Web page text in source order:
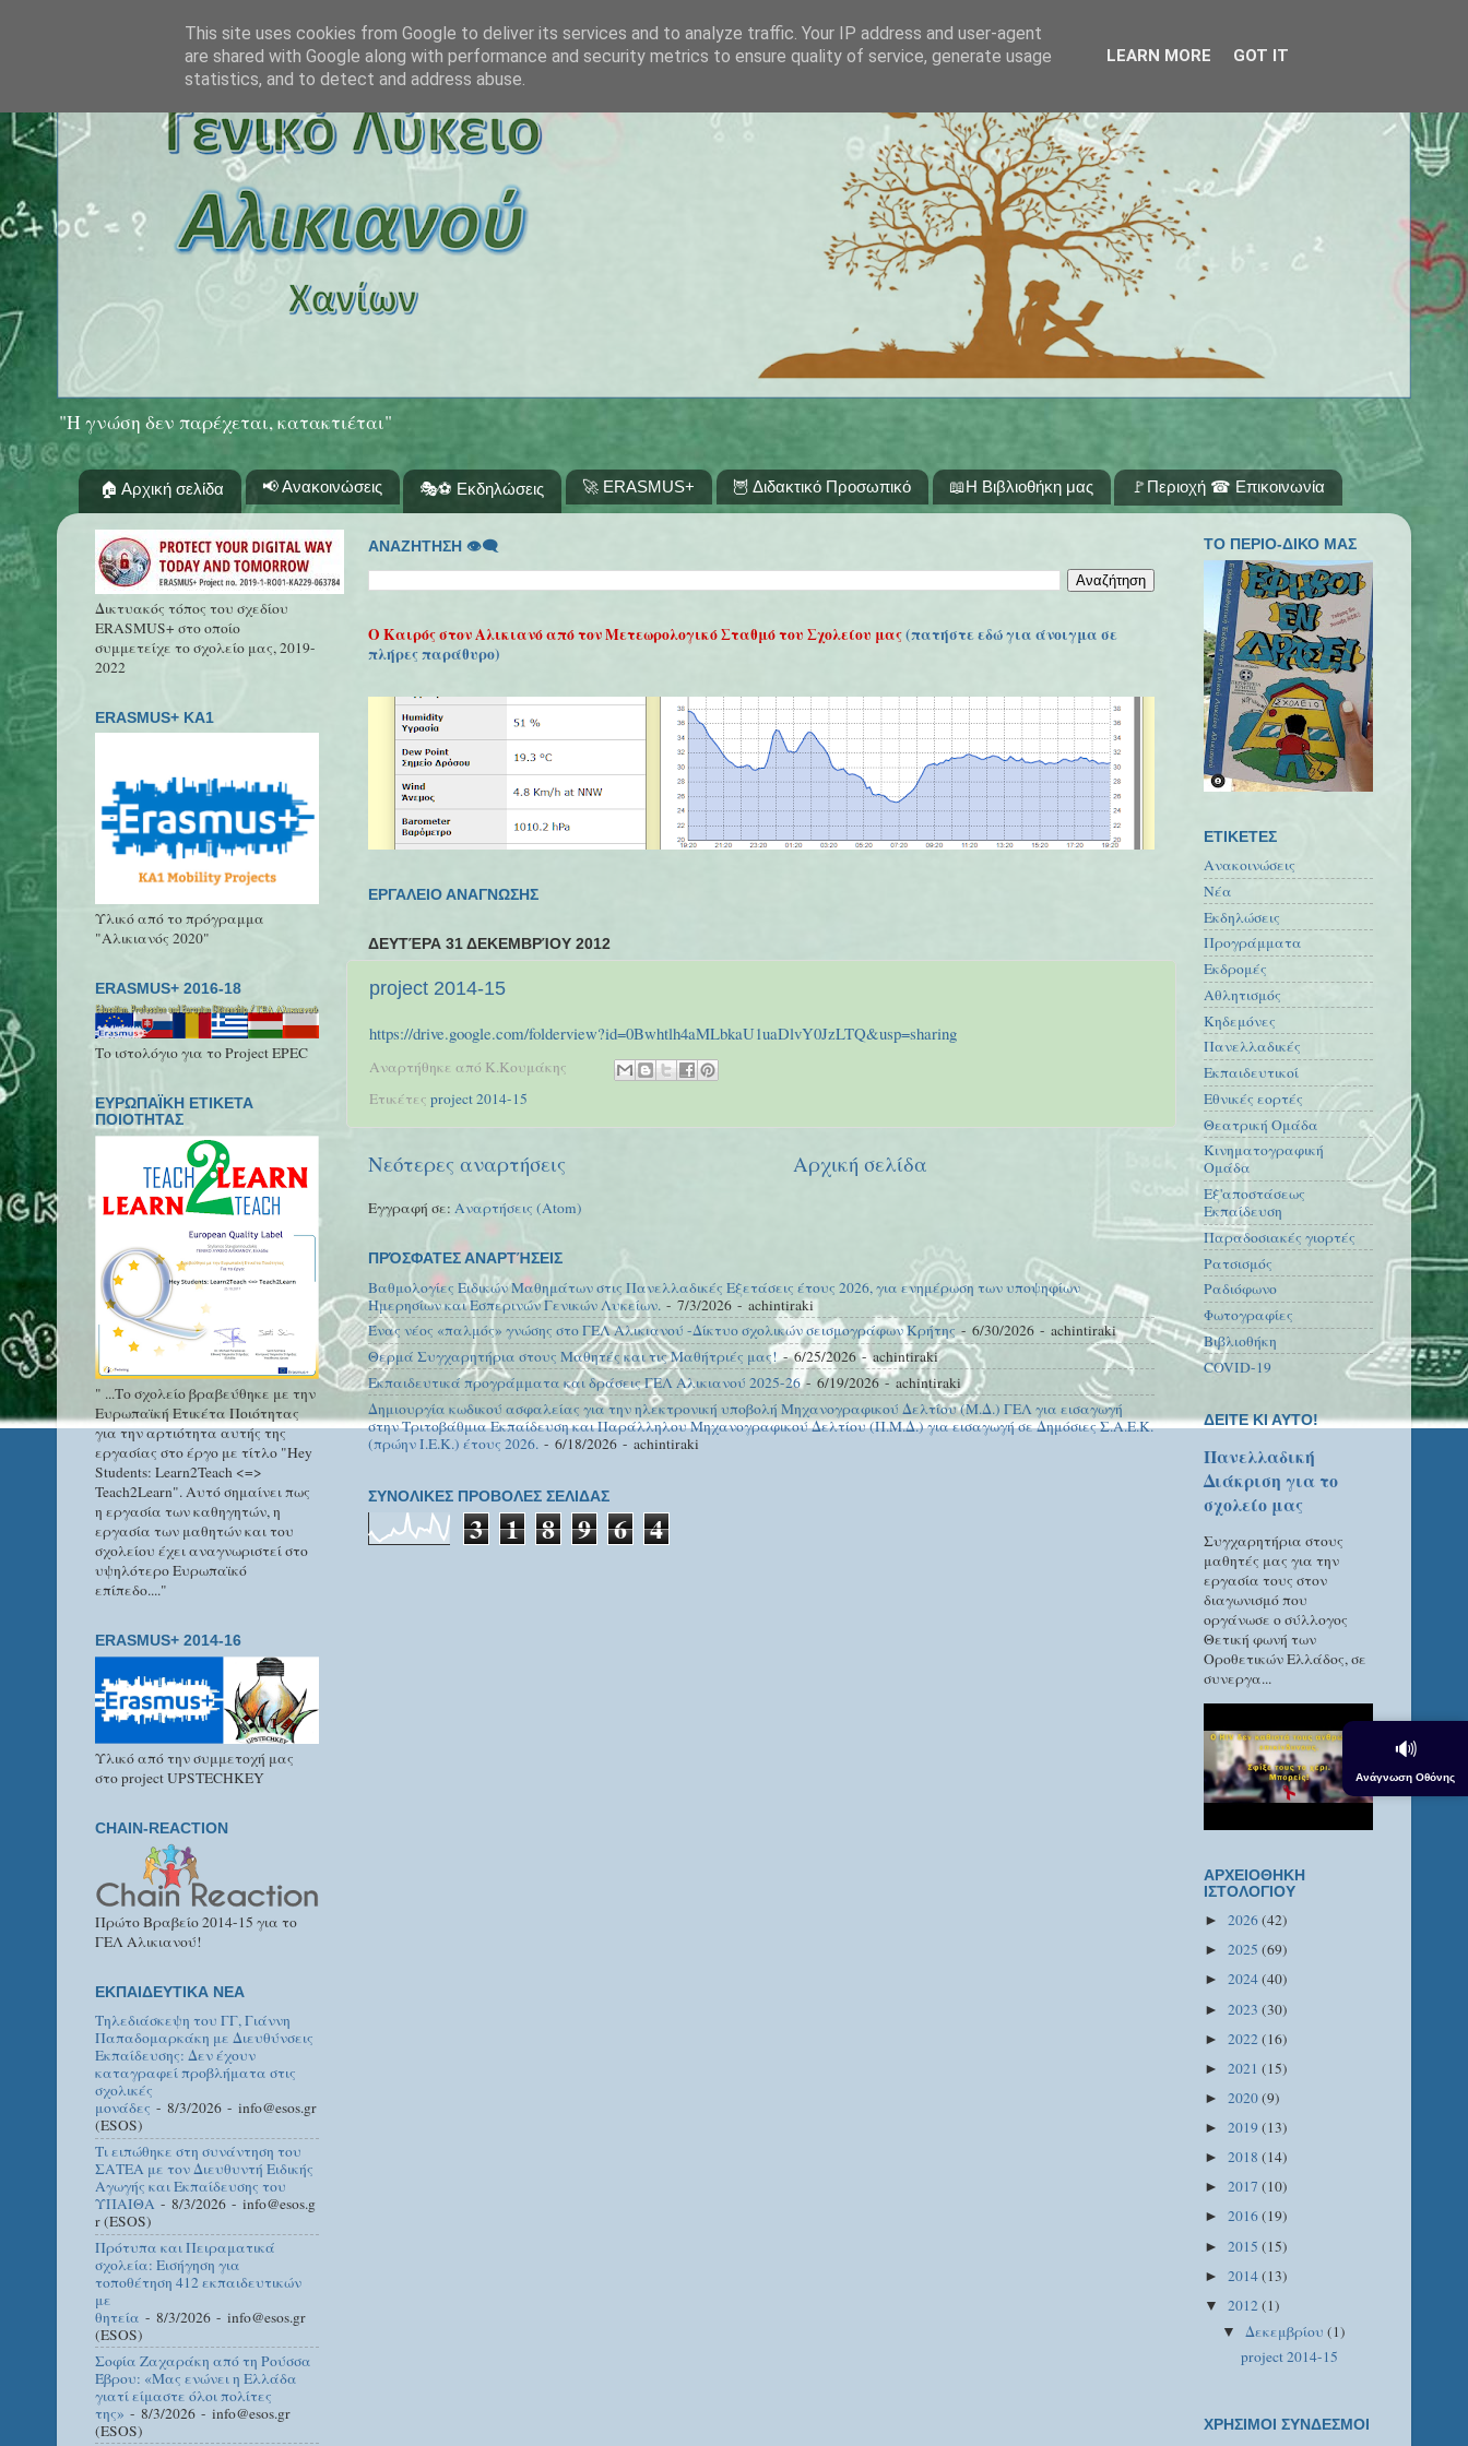
"Η γνώση δεν παρέχεται, κατακτιέται"
🏠 Αρχική σελίδα 📢 Ανακοινώσεις 🎭⚽ Εκδηλώσεις 🚀 ERASMUS+ 🦉 Διδακτικό Προσωπικό 📖Η Βιβλιοθήκη μας 🚩Περιοχή ☎ Επικοινωνία
ΑΝΑΖΗΤΗΣΗ 👁‍🗨
Ο Καιρός στον Αλικιανό από τον Μετεωρολογικό Σταθμό του Σχολείου μας(πατήστε εδώ για άνοιγμα σε
πλήρες παράθυρο)
ΕΡΓΑΛΕΙΟ ΑΝΑΓΝΩΣΗΣ
🔊
Ανάγνωση Οθόνης
ΔΕΥΤΈΡΑ 31 ΔΕΚΕΜΒΡΊΟΥ 2012
project 2014-15
https://drive.google.com/folderview?id=0Bwhtlh4aMLbkaU1uaDlvY0JzLTQ&usp=sharing
Αναρτήθηκε από Κ.Κουμάκης
Ετικέτες project 2014-15
Νεότερες αναρτήσεις Αρχική σελίδα
Εγγραφή σε: Αναρτήσεις (Atom)
ΠΡΌΣΦΑΤΕΣ ΑΝΑΡΤΉΣΕΙΣ
Βαθμολογίες Ειδικών Μαθημάτων στις Πανελλαδικές Εξετάσεις έτους 2026, για ενημέρωση των υποψηφίων
Ημερησίων και Εσπερινών Γενικών Λυκείων. - 7/3/2026 - achintiraki
Ένας νέος «παλμός» γνώσης στο ΓΕΛ Αλικιανού -Δίκτυο σχολικών σεισμογράφων Κρήτης - 6/30/2026 - achintiraki
Θερμά Συγχαρητήρια στους Μαθητές και τις Μαθήτριές μας!- 6/25/2026- achintiraki
Εκπαιδευτικά προγράμματα και δράσεις ΓΕΛ Αλικιανού 2025-26- 6/19/2026- achintiraki
Δημιουργία κωδικού ασφαλείας για την ηλεκτρονική υποβολή Μηχανογραφικού Δελτίου (Μ.Δ.) ΓΕΛ για εισαγωγή
στην Τριτοβάθμια Εκπαίδευση και Παράλληλου Μηχανογραφικού Δελτίου (Π.Μ.Δ.) για εισαγωγή σε Δημόσιες Σ.Α.Ε.Κ.
(πρώην Ι.Ε.Κ.) έτους 2026. - 6/18/2026 - achintiraki
ΣΥΝΟΛΙΚΕΣ ΠΡΟΒΟΛΕΣ ΣΕΛΙΔΑΣ
3 1 8 9 6 4
Δικτυακός τόπος του σχεδίου
ERASMUS+ στο οποίο
συμμετείχε το σχολείο μας, 2019-
2022
ERASMUS+ KA1
Υλικό από το πρόγραμμα
"Αλικιανός 2020"
ERASMUS+ 2016-18
Το ιστολόγιο για το Project EPEC
ΕΥΡΩΠΑΪΚΗ ΕΤΙΚΕΤΑ
ΠΟΙΟΤΗΤΑΣ
" ...Το σχολείο βραβεύθηκε με την
Ευρωπαϊκή Ετικέτα Ποιότητας
για την αρτιότητα αυτής της
εργασίας στο έργο με τίτλο "Hey
Students: Learn2Teach <=>
Teach2Learn". Αυτό σημαίνει πως
η εργασία των καθηγητών, η
εργασία των μαθητών και του
σχολείου έχει αναγνωριστεί στο
υψηλότερο Ευρωπαϊκό
επίπεδο...."
ERASMUS+ 2014-16
Υλικό από την συμμετοχή μας
στο project UPSTECHKEY
CHAIN-REACTION
Πρώτο Βραβείο 2014-15 για το
ΓΕΛ Αλικιανού!
ΕΚΠΑΙΔΕΥΤΙΚΑ ΝΕΑ
Τηλεδιάσκεψη του ΓΓ, Γιάννη
Παπαδομαρκάκη με Διευθύνσεις
Εκπαίδευσης: Δεν έχουν
καταγραφεί προβλήματα στις
σχολικές
μονάδες - 8/3/2026 - info@esos.gr
(ESOS)
Τι ειπώθηκε στη συνάντηση του
ΣΑΤΕΑ με τον Διευθυντή Ειδικής
Αγωγής και Εκπαίδευσης του
ΥΠΑΙΘΑ - 8/3/2026 - info@esos.g
r (ESOS)
Πρότυπα και Πειραματικά
σχολεία: Εισήγηση για
τοποθέτηση 412 εκπαιδευτικών
με
θητεία - 8/3/2026 - info@esos.gr
(ESOS)
Σοφία Ζαχαράκη από τη Ρούσσα
Έβρου: «Μας ενώνει η Ελλάδα
γιατί είμαστε όλοι πολίτες
της» - 8/3/2026 - info@esos.gr
(ESOS)
ΤΟ ΠΕΡΙΟ-ΔΙΚΟ ΜΑΣ
ΕΤΙΚΕΤΕΣ
Ανακοινώσεις
Νέα
Εκδηλώσεις
Προγράμματα
Εκδρομές
Αθλητισμός
Κηδεμόνες
Πανελλαδικές
Εκπαιδευτικοί
Εθνικές εορτές
Θεατρική Ομάδα
Κινηματογραφική
Ομάδα
Εξ'αποστάσεως
Εκπαίδευση
Παραδοσιακές γιορτές
Ρατσισμός
Ραδιόφωνο
Φωτογραφίες
Βιβλιοθήκη
COVID-19
ΔΕΙΤΕ ΚΙ ΑΥΤΟ!
Πανελλαδική
Διάκριση για το
σχολείο μας
Συγχαρητήρια στους
μαθητές μας για την
εργασία τους στον
διαγωνισμό που
οργάνωσε ο σύλλογος
Θετική φωνή των
Οροθετικών Ελλάδος, σε
συνεργα...
ΑΡΧΕΙΟΘΗΚΗ
ΙΣΤΟΛΟΓΙΟΥ
► 2026(42)
► 2025 (69)
► 2024(40)
► 2023 (30)
► 2022(16)
► 2021 (15)
► 2020(9)
► 2019 (13)
► 2018 (14)
► 2017 (10)
► 2016(19)
► 2015 (15)
► 2014(13)
▼ 2012(1)
▼ Δεκεμβρίου(1)
project 2014-15
ΧΡΗΣΙΜΟΙ ΣΥΝΔΕΣΜΟΙ
This site uses cookies from Google to deliver its services and to analyze traffic. Your IP address and user-agent
are shared with Google along with performance and security metrics to ensure quality of service, generate usage
statistics, and to detect and address abuse.
LEARN MORE GOT IT